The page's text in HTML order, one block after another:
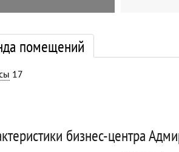
помещений
17
бизнес-центра